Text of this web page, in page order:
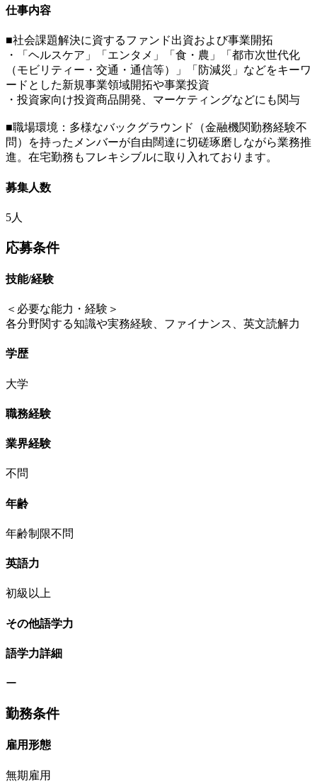
仕事内容
■社会課題解決に資するファンド出資および事業開拓
・「ヘルスケア」「エンタメ」「食・農」「都市次世代化
（モビリティー・交通・通信等）」「防減災」などをキーワ
ードとした新規事業領域開拓や事業投資
・投資家向け投資商品開発、マーケティングなどにも関与
■職場環境：多様なバックグラウンド（金融機関勤務経験不
問）を持ったメンバーが自由闊達に切磋琢磨しながら業務推
進。在宅勤務もフレキシブルに取り入れております。
募集人数
5人
応募条件
技能/経験
＜必要な能力・経験＞
各分野関する知識や実務経験、ファイナンス、英文読解力
学歴
大学
職務経験
業界経験
不問
年齢
年齢制限不問
英語力
初級以上
その他語学力
語学力詳細
ー
勤務条件
雇用形態
無期雇用